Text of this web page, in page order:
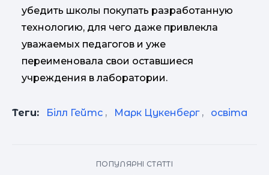
убедить школы покупать разработанную
технологию, для чего даже привлекла
уважаемых педагогов и уже
переименовала свои оставшиеся
учреждения в лаборатории.
Теги: Білл Гейтс , Марк Цукенберг , освіта
ПОПУЛЯРНІ СТАТТІ